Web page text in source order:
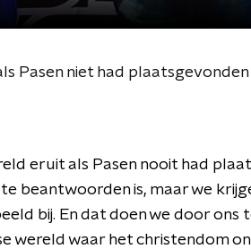
Pasen niet had plaatsgevonden
eruit als Pasen nooit had
beantwoorden is, maar we
bij. En dat doen we door ons
wereld waar het christendom